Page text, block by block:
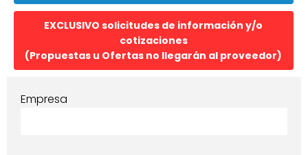
EXCLUSIVO solicitudes de información y/o
cotizaciones
(Propuestas u Ofertas no llegarán al proveedor)
Empresa